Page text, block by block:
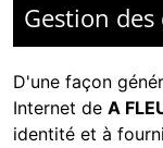
Gestion
D'une façon
Internet de A
identité et à